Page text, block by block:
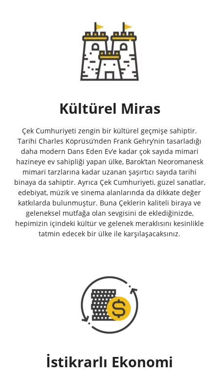
Kültürel Miras
Çek Cumhuriyeti zengin bir kültürel geçmişe sahiptir.
Tarihi Charles Köprüsü’nden Frank Gehry’nin tasarladığı
daha modern Dans Eden Ev’e kadar çok sayıda mimari
hazineye ev sahipliği yapan ülke, Barok’tan Neoromanesk
mimari tarzlarına kadar uzanan şaşırtıcı sayıda tarihi
binaya da sahiptir. Ayrıca Çek Cumhuriyeti, güzel sanatlar,
edebiyat, müzik ve sinema alanlarında da dikkate değer
katkılarda bulunmuştur. Buna Çeklerin kaliteli biraya ve
geleneksel mutfağa olan sevgisini de eklediğinizde,
hepimizin içindeki kültür ve gelenek meraklısını kesinlikle
tatmin edecek bir ülke ile karşılaşacaksınız.
İstikrarlı Ekonomi